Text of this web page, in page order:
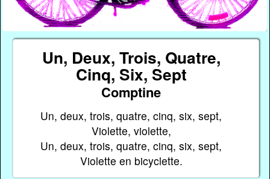
Un, Deux, Trois, Quatre,
Cinq, Six, Sept
Comptine
Un, deux, trois, quatre, cinq, six, sept,
Violette, violette,
Un, deux, trois, quatre, cinq, six, sept,
Violette en bicyclette.